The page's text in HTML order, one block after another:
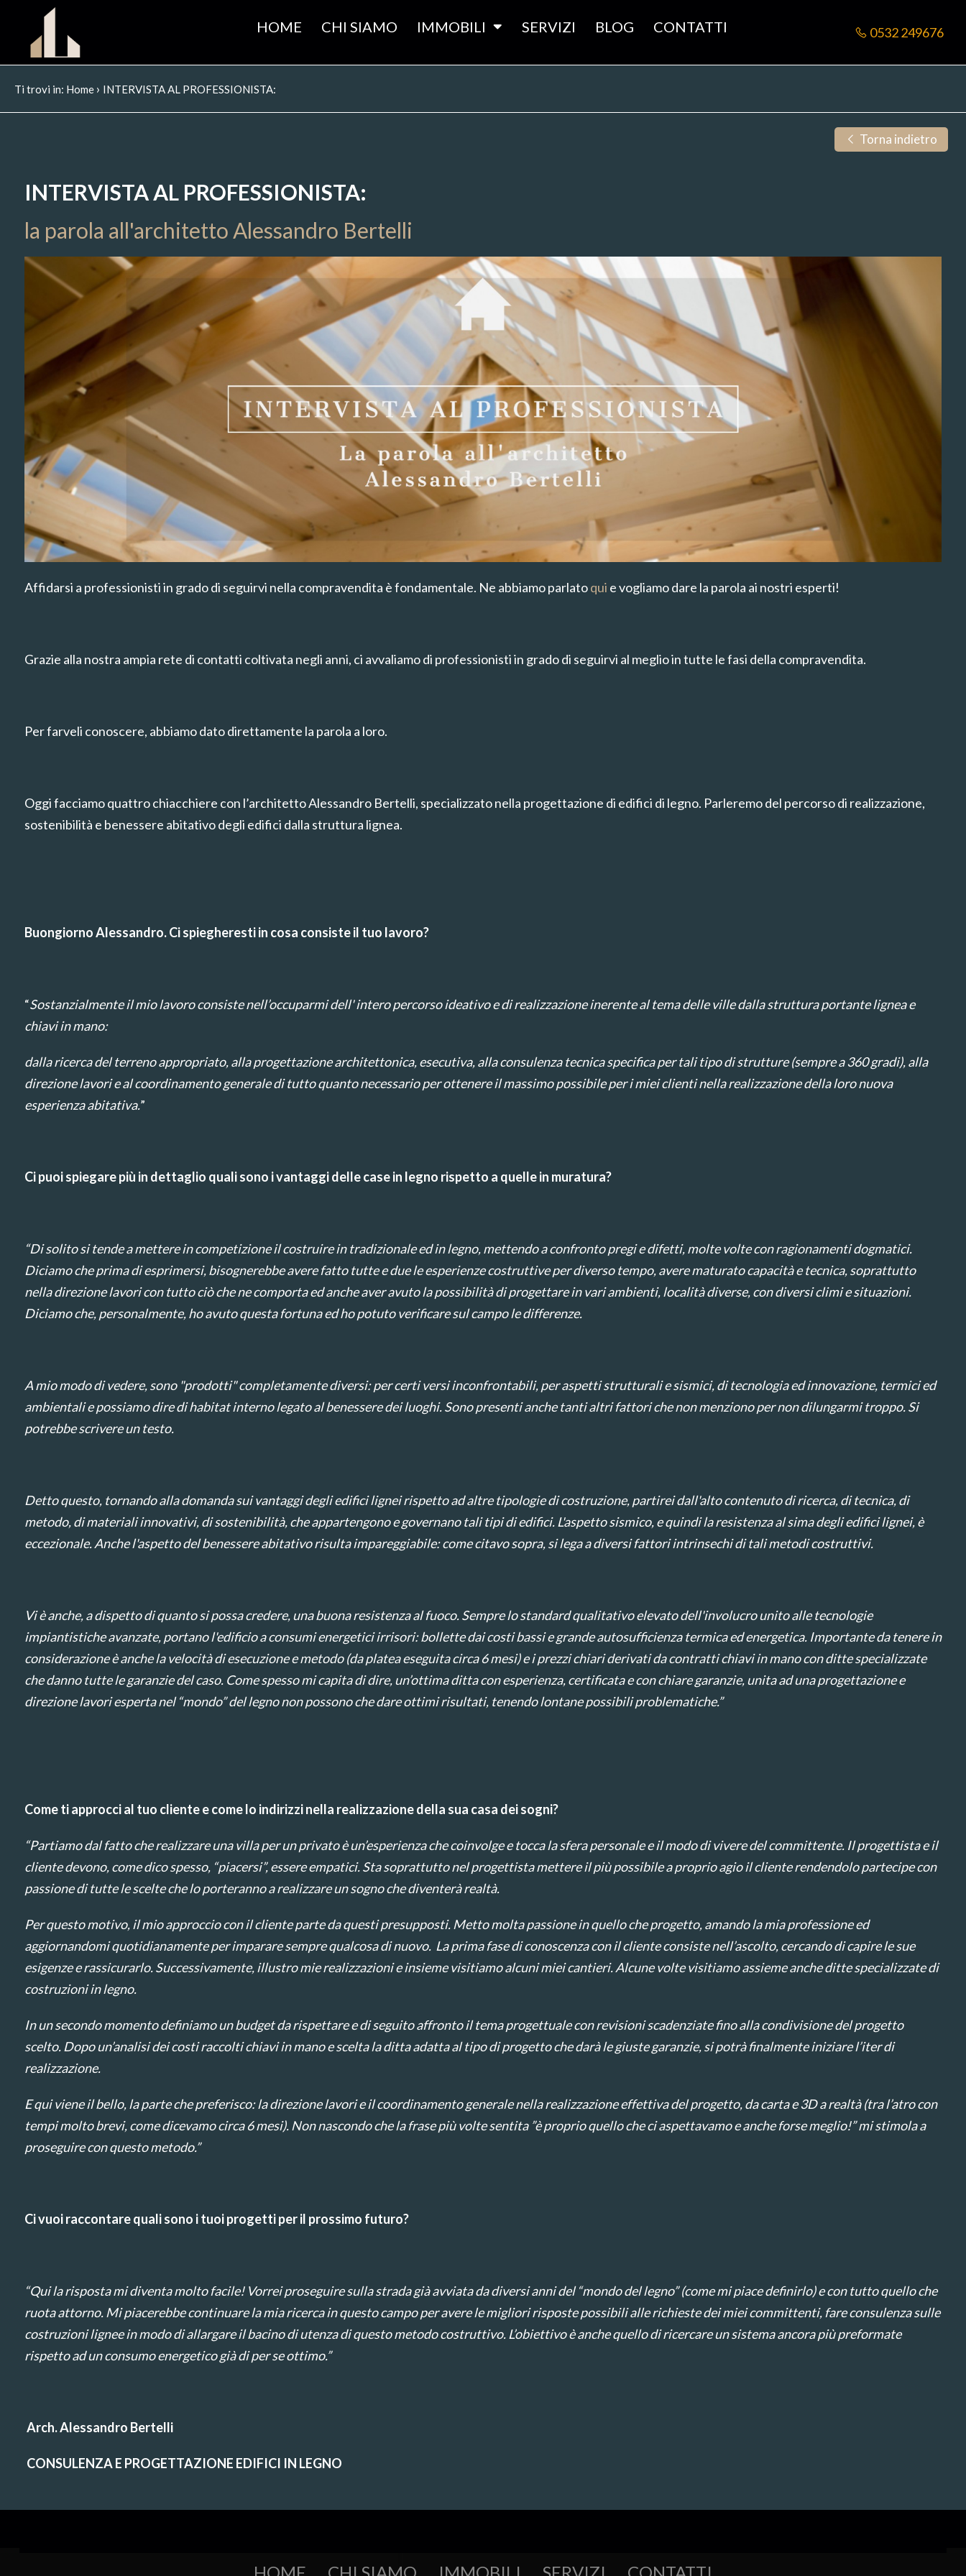
HOME CHI SIAMO IMMOBILI SERVIZI BLOG CONTATTI 0532 249676
Ti trovi in: Home › INTERVISTA AL PROFESSIONISTA:
Torna indietro
INTERVISTA AL PROFESSIONISTA:
la parola all'architetto Alessandro Bertelli
Affidarsi a professionisti in grado di seguirvi nella compravendita è fondamentale. Ne abbiamo parlatoqui e vogliamo dare la parola ai nostri esperti!
Grazie alla nostra ampia rete di contatti coltivata negli anni, ci avvaliamo di professionisti in grado di seguirvi al meglio in tutte le fasi della compravendita.
Per farveli conoscere, abbiamo dato direttamente la parola a loro.
Oggi facciamo quattro chiacchiere con l’architetto Alessandro Bertelli, specializzato nella progettazione di edifici di legno. Parleremo del percorso di realizzazione,
sostenibilità e benessere abitativo degli edifici dalla struttura lignea.
Buongiorno Alessandro. Ci spiegheresti in cosa consiste il tuo lavoro?
“Sostanzialmente il mio lavoro consiste nell’occuparmi dell' intero percorso ideativo e di realizzazione inerente al tema delle ville dalla struttura portante lignea e
chiavi in mano:
dalla ricerca del terreno appropriato, alla progettazione architettonica, esecutiva, alla consulenza tecnica specifica per tali tipo di strutture (sempre a 360 gradi), alla
direzione lavori e al coordinamento generale di tutto quanto necessario per ottenere il massimo possibile per i miei clienti nella realizzazione della loro nuova
esperienza abitativa.”
Ci puoi spiegare più in dettaglio quali sono i vantaggi delle case in legno rispetto a quelle in muratura?
“Di solito si tende a mettere in competizione il costruire in tradizionale ed in legno, mettendo a confronto pregi e difetti, molte volte con ragionamenti dogmatici.
Diciamo che prima di esprimersi, bisognerebbe avere fatto tutte e due le esperienze costruttive per diverso tempo, avere maturato capacità e tecnica, soprattutto
nella direzione lavori con tutto ciò che ne comporta ed anche aver avuto la possibilità di progettare in vari ambienti, località diverse, con diversi climi e situazioni.
Diciamo che, personalmente, ho avuto questa fortuna ed ho potuto verificare sul campo le differenze.
A mio modo di vedere, sono "prodotti" completamente diversi: per certi versi inconfrontabili, per aspetti strutturali e sismici, di tecnologia ed innovazione, termici ed
ambientali e possiamo dire di habitat interno legato al benessere dei luoghi. Sono presenti anche tanti altri fattori che non menziono per non dilungarmi troppo. Si
potrebbe scrivere un testo.
Detto questo, tornando alla domanda sui vantaggi degli edifici lignei rispetto ad altre tipologie di costruzione, partirei dall'alto contenuto di ricerca, di tecnica, di
metodo, di materiali innovativi, di sostenibilità, che appartengono e governano tali tipi di edifici. L'aspetto sismico, e quindi la resistenza al sima degli edifici lignei, è
eccezionale. Anche l'aspetto del benessere abitativo risulta impareggiabile: come citavo sopra, si lega a diversi fattori intrinsechi di tali metodi costruttivi.
Vi è anche, a dispetto di quanto si possa credere, una buona resistenza al fuoco. Sempre lo standard qualitativo elevato dell'involucro unito alle tecnologie
impiantistiche avanzate, portano l'edificio a consumi energetici irrisori: bollette dai costi bassi e grande autosufficienza termica ed energetica. Importante da tenere in
considerazione è anche la velocità di esecuzione e metodo (da platea eseguita circa 6 mesi) e i prezzi chiari derivati da contratti chiavi in mano con ditte specializzate
che danno tutte le garanzie del caso. Come spesso mi capita di dire, un’ottima ditta con esperienza, certificata e con chiare garanzie, unita ad una progettazione e
direzione lavori esperta nel “mondo” del legno non possono che dare ottimi risultati, tenendo lontane possibili problematiche.”
Come ti approcci al tuo cliente e come lo indirizzi nella realizzazione della sua casa dei sogni?
“Partiamo dal fatto che realizzare una villa per un privato è un’esperienza che coinvolge e tocca la sfera personale e il modo di vivere del committente. Il progettista e il
cliente devono, come dico spesso, “piacersi”, essere empatici. Sta soprattutto nel progettista mettere il più possibile a proprio agio il cliente rendendolo partecipe con
passione di tutte le scelte che lo porteranno a realizzare un sogno che diventerà realtà.
Per questo motivo, il mio approccio con il cliente parte da questi presupposti. Metto molta passione in quello che progetto, amando la mia professione ed
aggiornandomi quotidianamente per imparare sempre qualcosa di nuovo. La prima fase di conoscenza con il cliente consiste nell’ascolto, cercando di capire le sue
esigenze e rassicurarlo. Successivamente, illustro mie realizzazioni e insieme visitiamo alcuni miei cantieri. Alcune volte visitiamo assieme anche ditte specializzate di
costruzioni in legno.
In un secondo momento definiamo un budget da rispettare e di seguito affronto il tema progettuale con revisioni scadenziate fino alla condivisione del progetto
scelto. Dopo un’analisi dei costi raccolti chiavi in mano e scelta la ditta adatta al tipo di progetto che darà le giuste garanzie, si potrà finalmente iniziare l’iter di
realizzazione.
E qui viene il bello, la parte che preferisco: la direzione lavori e il coordinamento generale nella realizzazione effettiva del progetto, da carta e 3D a realtà (tra l’atro con
tempi molto brevi, come dicevamo circa 6 mesi). Non nascondo che la frase più volte sentita ”è proprio quello che ci aspettavamo e anche forse meglio!” mi stimola a
proseguire con questo metodo.”
Ci vuoi raccontare quali sono i tuoi progetti per il prossimo futuro?
“Qui la risposta mi diventa molto facile! Vorrei proseguire sulla strada già avviata da diversi anni del “mondo del legno” (come mi piace definirlo) e con tutto quello che
ruota attorno. Mi piacerebbe continuare la mia ricerca in questo campo per avere le migliori risposte possibili alle richieste dei miei committenti, fare consulenza sulle
costruzioni lignee in modo di allargare il bacino di utenza di questo metodo costruttivo. L’obiettivo è anche quello di ricercare un sistema ancora più preformate
rispetto ad un consumo energetico già di per se ottimo.”
Arch. Alessandro Bertelli
CONSULENZA E PROGETTAZIONE EDIFICI IN LEGNO